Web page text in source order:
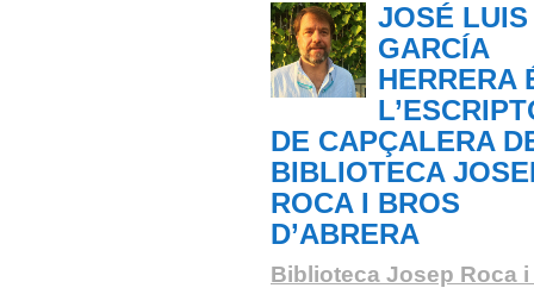
JOSÉ LUIS
GARCÍA
HERRERA
DE CAPÇALERA
BIBLIOTECA
ROCA I BROS
D’ABRERA
Biblioteca Josep Roca